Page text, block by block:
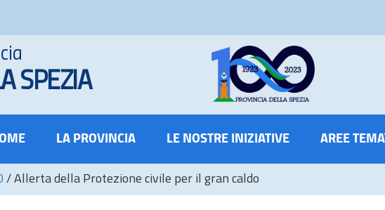
SPEZIA
LA PROVINCIA LE NOSTRE INIZIATIVE AREE
/ Allerta della Protezione civile per il gran caldo